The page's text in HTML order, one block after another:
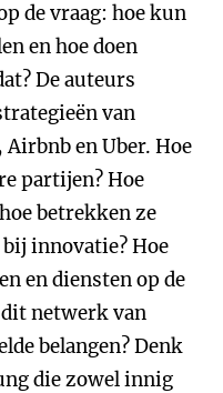
de vraag: hoe kun
en hoe doen
De auteurs
van
en Uber. Hoe
partijen? Hoe
betrekken ze
innovatie? Hoe
en diensten op de
netwerk van
belangen? Denk
die zowel innig